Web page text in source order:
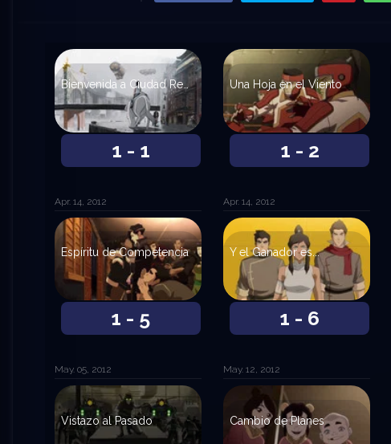
1 - 1
Bienvenida a Ciudad República
Apr. 14, 2012
1 - 2
Una Hoja en el Viento
Apr. 14, 2012
1 - 5
Espíritu de Competencia
May. 05, 2012
1 - 6
Y el Ganador es...
May. 12, 2012
Vistazo al Pasado Cambio de Planes